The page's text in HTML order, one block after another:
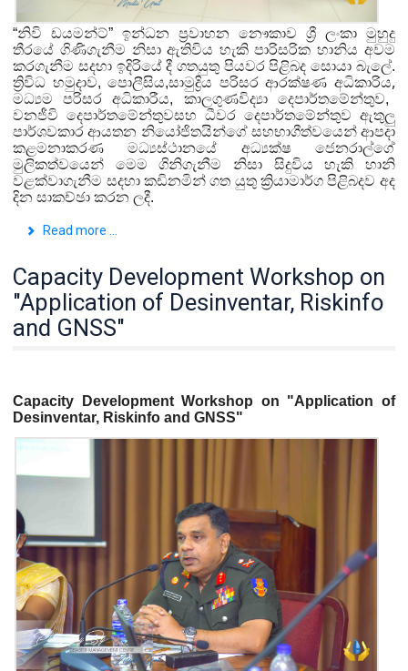
“නිවි ඩයමන්ට්” ඉන්ධන ප්‍රවාහන නෞකාව ශ්‍රී ලංකා මුහුදු
තීරයේ ගිණිගැනීම නිසා ඇතිවිය හැකි පාරිසරික හානිය අවම
කරගැනීම සදහා ඉදිරියේ දී ගතයුතු පියවර පිළිබද සොයා බැලේ.
ත්‍රිවිධ හමුදාව, පොලීසිය,සාමුද්‍රිය පරිසර ආරක්ෂණ අධිකාරිය,
මධ්‍යම පරිසර අධිකාරීය, කාලගුණවිද්‍යා දෙපාර්තමේන්තුව,
වනජීවි දෙපාර්තමේන්තුවසහ ධීවර දෙපාර්තමේන්තුව ඇතුලු
පාර්ශවකාර ආයතන නියෝජිතයින්ගේ සහභාගීත්වයෙන් ආපදා
කළමනාකරණ මධ්‍යස්ථානයේ අධ්‍යක්ෂ ජෙනරාල්ගේ
මුලිකත්වයෙන් මෙම ගිනිගැනීම නිසා සිදුවිය හැකි හානි
වළක්වාගැනීම සදහා කඩිනමින් ගත යුතු ක්‍රියාමාර්ග පිළිබදව අද
දින සාකච්ඡා කරන ලදී.
Read more ...
Capacity Development Workshop on
"Application of Desinventar, Riskinfo
and GNSS"
Capacity Development Workshop on "Application of
Desinventar, Riskinfo and GNSS"